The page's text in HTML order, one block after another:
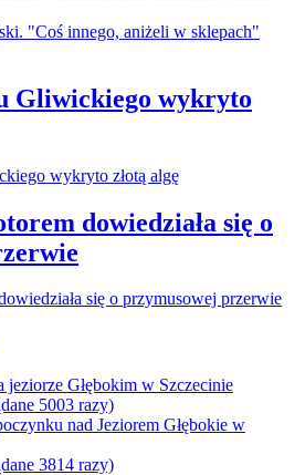
Gliwickiego wykryto
dowiedziała się o
jeziorze Głębokim w Szczecinie
5003 razy)
nad Jeziorem Głębokie w
3814 razy)